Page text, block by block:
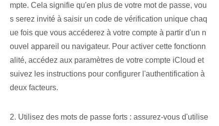
mpte. Cela signifie qu'en plus de votre mot de passe, vou
s serez invité à saisir un code de vérification unique chaq
ue fois que vous accéderez à votre compte à partir d'un n
ouvel appareil ou navigateur. Pour activer cette fonctionn
alité, accédez aux paramètres de votre compte iCloud et
suivez les instructions pour configurer l'authentification à
deux facteurs.
2. Utilisez des mots de passe forts : assurez-vous d'utilise